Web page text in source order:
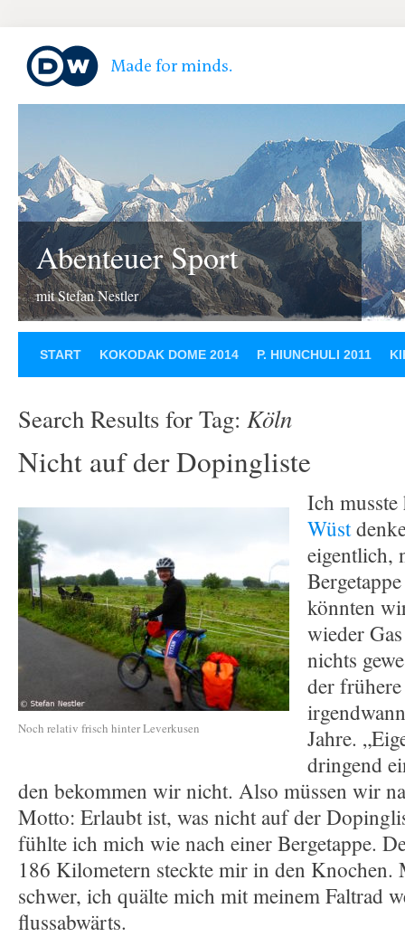
Abenteuer Sport
mit Stefan Nestler
START KOKODAK DOME 2014 P. HIUNCHULI 2011
Search Results for Tag: Köln
Nicht auf der Dopingliste
Noch relativ frisch hinter Leverkusen
Ich
Wüst
eigentlich,
könnten
wieder
nichts
der
Jahre.
dringend
den bekommen wir nicht. Also müssen wir
Motto: Erlaubt ist, was nicht auf der
fühlte ich mich wie nach einer Bergetappe.
186 Kilometern steckte mir in den Knochen.
schwer, ich quälte mich mit meinem Faltrad
flussabwärts.